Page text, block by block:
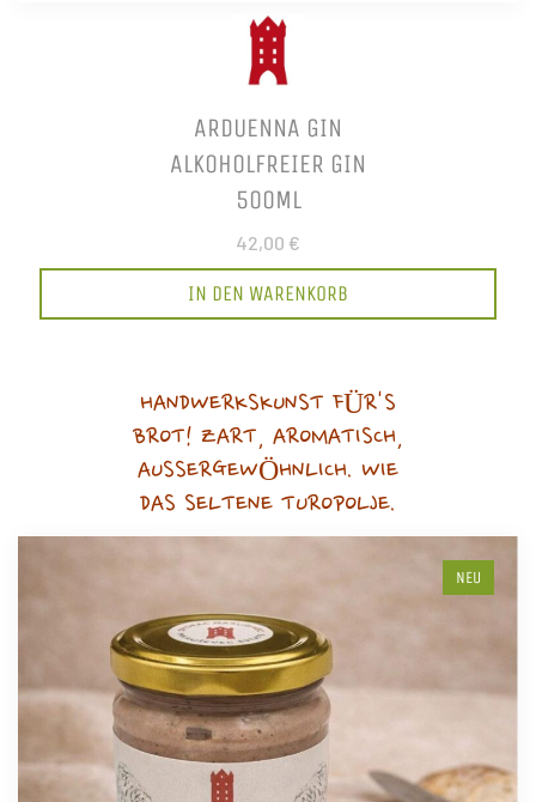
ARDUENNA GIN
ALKOHOLFREIER GIN
500ML
42,00 €
IN DEN WARENKORB
HANDWERKSKUNST FÜR'S
BROT! ZART, AROMATISCH,
AUSSERGEWÖHNLICH. WIE
DAS SELTENE TUROPOLJE.
NEU